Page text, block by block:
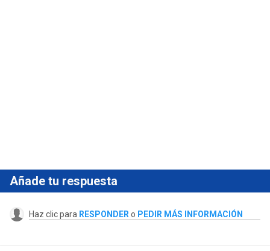
Añade tu respuesta
Haz clic para RESPONDER o PEDIR MÁS INFORMACIÓN